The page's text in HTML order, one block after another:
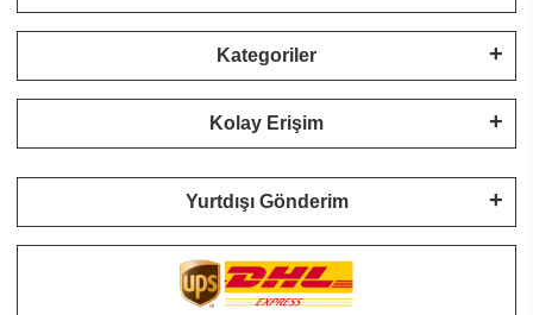
Kategoriler
Kolay Erişim
Yurtdışı Gönderim